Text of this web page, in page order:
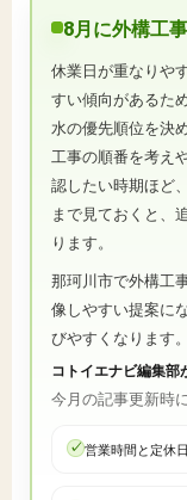
8月に外構工
休業日が重なりや
すい傾向があるた
水の優先順位を決
工事の順番を考え
認したい時期ほど
まで見ておくと、
ります。
那珂川市で外構工
像しやすい提案に
びやすくなります。
コトイエナビ編集部
今月の記事更新時
営業時間と定休日